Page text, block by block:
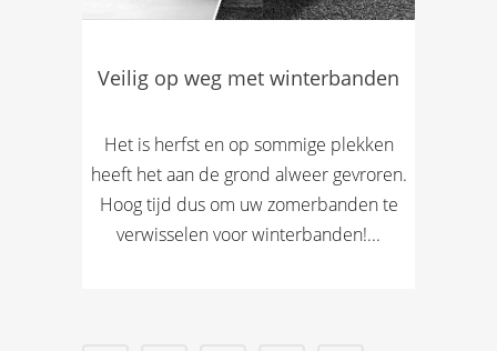
Veilig op weg met winterbanden
Het is herfst en op sommige plekken
heeft het aan de grond alweer gevroren.
Hoog tijd dus om uw zomerbanden te
verwisselen voor winterbanden!...